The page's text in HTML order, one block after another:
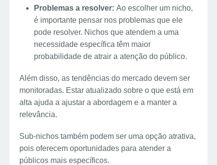
Problemas a resolver: Ao escolher um nicho,
é importante pensar nos problemas que ele
pode resolver. Nichos que atendem a uma
necessidade específica têm maior
probabilidade de atrair a atenção do público.
Além disso, as tendências do mercado devem ser
monitoradas. Estar atualizado sobre o que está em
alta ajuda a ajustar a abordagem e a manter a
relevância.
Sub-nichos também podem ser uma opção atrativa,
pois oferecem oportunidades para atender a
públicos mais específicos.